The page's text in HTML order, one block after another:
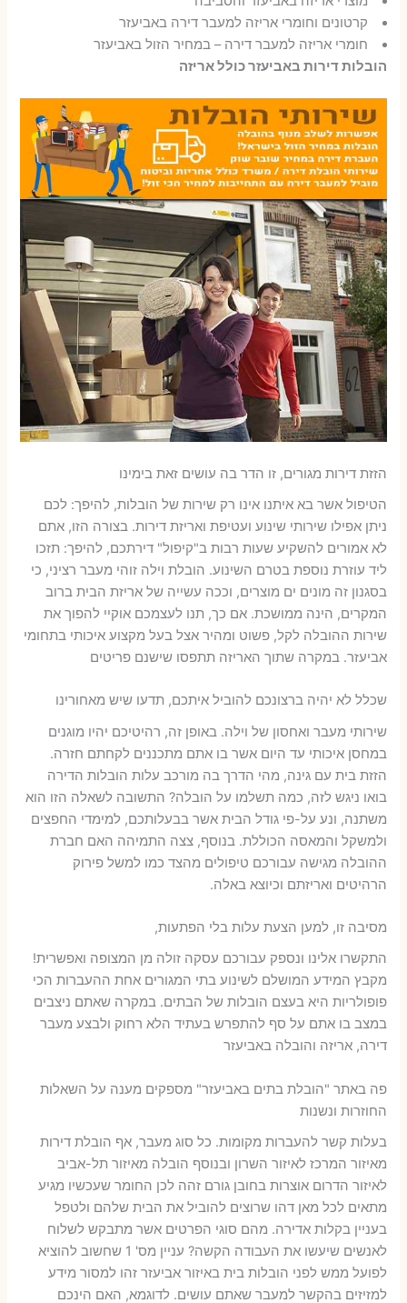
קרטונים וחומרי אריזה למעבר דירה באביעזר
חומרי אריזה למעבר דירה – במחיר הזול באביעזר
הובלות דירות באביעזר כולל אריזה
הזזת דירות מגורים, זו הדר בה עושים זאת בימינו
הטיפול אשר בא איתנו אינו רק שירות של הובלות, להיפך: לכם
ניתן אפילו שירותי שינוע ועטיפת ואריזת דירות. בצורה הזו, אתם
לא אמורים להשקיע שעות רבות ב"קיפול" דירתכם, להיפך: תזכו
ליד עוזרת נוספת בטרם השינוע. הובלת וילה זוהי מעבר רציני, כי
בסגנון זה מונים ים מוצרים, וככה עשייה של אריזת הבית ברוב
המקרים, הינה ממושכת. אם כך, תנו לעצמכם אוקיי להפוך את
שירות ההובלה לקל, פשוט ומהיר אצל בעל מקצוע איכותי בתחומי
אביעזר. במקרה שתוך האריזה תתפסו שישנם פריטים
שכלל לא יהיה ברצונכם להוביל איתכם, תדעו שיש מאחורינו
שירותי מעבר ואחסון של וילה. באופן זה, רהיטיכם יהיו מוגנים
במחסן איכותי עד היום אשר בו אתם מתכננים לקחתם חזרה.
הזזת בית עם גינה, מהי הדרך בה מורכב עלות הובלות הדירה
בואו ניגש לזה, כמה תשלמו על הובלה? התשובה לשאלה הזו הוא
משתנה, ונע על-פי גודל הבית אשר בבעלותכם, למימדי החפצים
ולמשקל והמאסה הכוללת. בנוסף, צצה התמיהה האם חברת
ההובלה מגישה עבורכם טיפולים מהצד כמו למשל פירוק
הרהיטים ואריזתם וכיוצא באלה.
מסיבה זו, למען הצעת עלות בלי הפתעות,
התקשרו אלינו ונספק עבורכם עסקה זולה מן המצופה ואפשרית!
מקבץ המידע המושלם לשינוע בתי המגורים אחת ההעברות הכי
פופולריות היא בעצם הובלות של הבתים. במקרה שאתם ניצבים
במצב בו אתם על סף להתפרש בעתיד הלא רחוק ולבצע מעבר
דירה, אריזה והובלה באביעזר
פה באתר "הובלת בתים באביעזר" מספקים מענה על השאלות
החוזרות ונשנות
בעלות קשר להעברות מקומות. כל סוג מעבר, אף הובלת דירות
מאיזור המרכז לאיזור השרון ובנוסף הובלה מאיזור תל-אביב
לאיזור הדרום אוצרות בחובן גורם זהה לכן החומר שעכשיו מגיע
מתאים לכל מאן דהו שרוצים להוביל את הבית שלהם ולטפל
בעניין בקלות אדירה. מהם סוגי הפרטים אשר מתבקש לשלוח
לאנשים שיעשו את העבודה הקשה? עניין מס' 1 שחשוב להוציא
לפועל ממש לפני הובלות בית באיזור אביעזר זהו למסור מידע
למזיזים בהקשר למעבר שאתם עושים. לדוגמא, האם הינכם